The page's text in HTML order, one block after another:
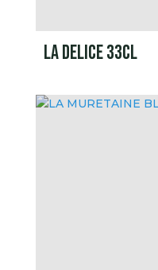
LA DELICE 33CL